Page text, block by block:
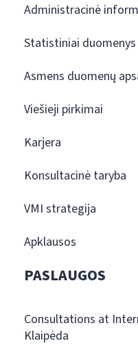
Administracinė
Statistiniai duomenys
Asmens duomenų
Viešieji pirkimai
Karjera
Konsultacinė taryba
VMI strategija
Apklausos
PASLAUGOS
Consultations at
Klaipėda